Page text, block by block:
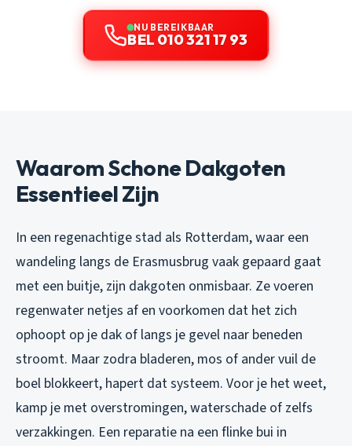
NU BEREIKBAAR
BEL 010 321 17 93
Waarom Schone Dakgoten
Essentieel Zijn
In een regenachtige stad als Rotterdam, waar een
wandeling langs de Erasmusbrug vaak gepaard gaat
met een buitje, zijn dakgoten onmisbaar. Ze voeren
regenwater netjes af en voorkomen dat het zich
ophoopt op je dak of langs je gevel naar beneden
stroomt. Maar zodra bladeren, mos of ander vuil de
boel blokkeert, hapert dat systeem. Voor je het weet,
kamp je met overstromingen, waterschade of zelfs
verzakkingen. Een reparatie na een flinke bui in